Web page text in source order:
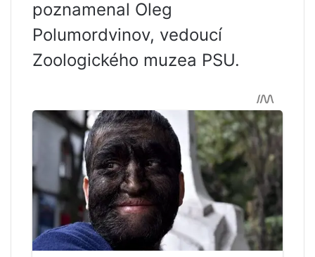
poznamenal Oleg
Polumordvinov, vedoucí
Zoologického muzea PSU.